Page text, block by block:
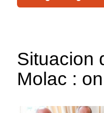
Situacion
Molac :